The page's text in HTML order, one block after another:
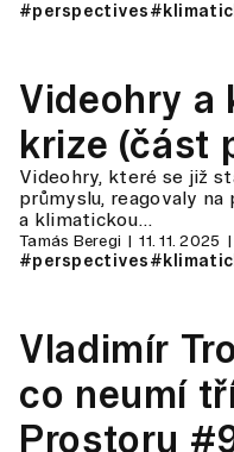
#perspectives
Videohry a
krize (část
Videohry, které se již
průmyslu, reagovaly
a klimatickou…
Tamás Beregi 11. 11. 2025
#perspectives
Vladimír
co neumí
Prostoru